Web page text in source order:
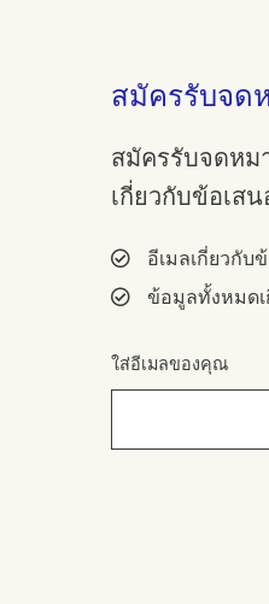
สมัครรับจด
สมัครรับจดหม
เกี่ยวกับข้อเส
อีเมลเกี่ยวกับ
ข้อมูลทั้งหมด
ใส่อีเมลของคุณ